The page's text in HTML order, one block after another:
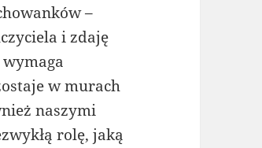
–
i zdaję
w murach
naszymi
rolę, jaką